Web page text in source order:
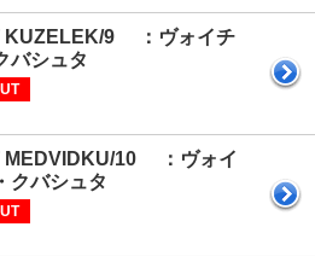
KUZELEK/9 ：ヴォイチ
バシュタ
MEDVIDKU/10 ：ヴォイ
クバシュタ